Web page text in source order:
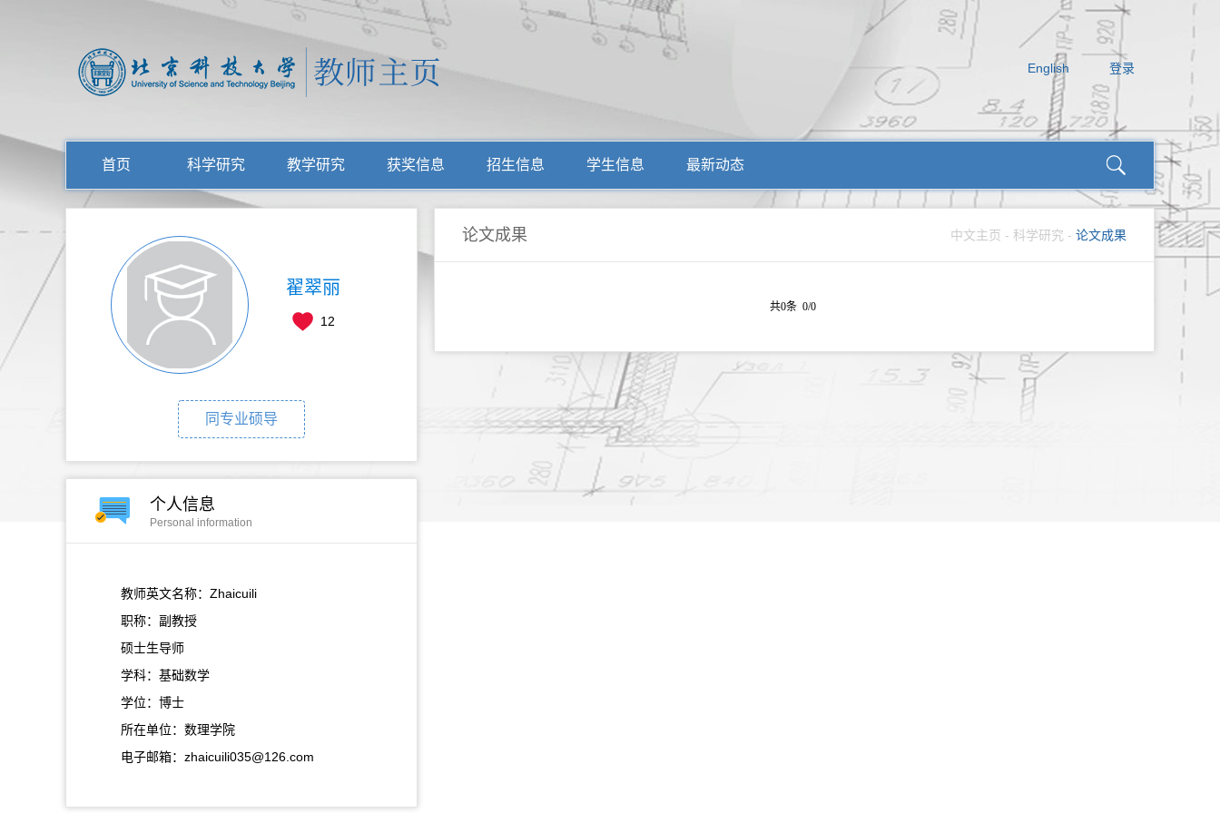
English 登录
首页 科学研究 教学研究 获奖信息 招生信息 学生信息 最新动态
翟翠丽
12
同专业硕导
个人信息
Personal information
教师英文名称：Zhaicuili
职称：副教授
硕士生导师
学科：基础数学
学位：博士
所在单位：数理学院
电子邮箱： zhaicuili035@126.com
论文成果 中文主页 - 科学研究 - 论文成果
共0条 0/0